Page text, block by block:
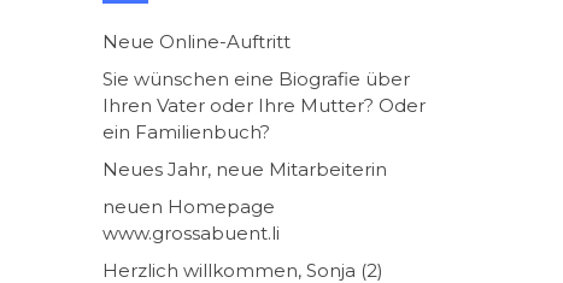
Neue Online-Auftritt
Sie wünschen eine Biografie über
Ihren Vater oder Ihre Mutter? Oder
ein Familienbuch?
Neues Jahr, neue Mitarbeiterin
neuen Homepage
www.grossabuent.li
Herzlich willkommen, Sonja (2)